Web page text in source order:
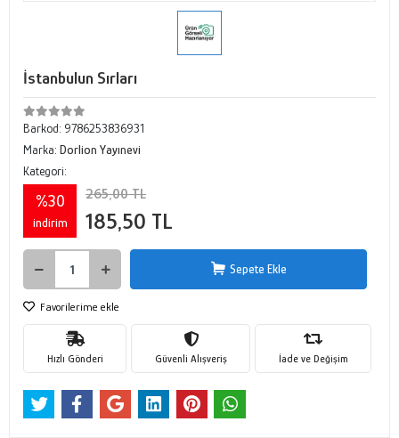
İstanbulun Sırları
Barkod: 9786253836931
Marka: Dorlion Yayınevi
Kategori:
%30
indirim
265,00 TL
185,50 TL
Sepete Ekle
Favorilerime ekle
Hızlı Gönderi Güvenli Alışveriş İade ve Değişim